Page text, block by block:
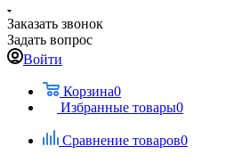
Заказать звонок
Задать вопрос
Войти
Корзина0
Избранные товары0
Сравнение товаров0